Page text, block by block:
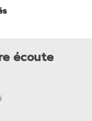
écoute